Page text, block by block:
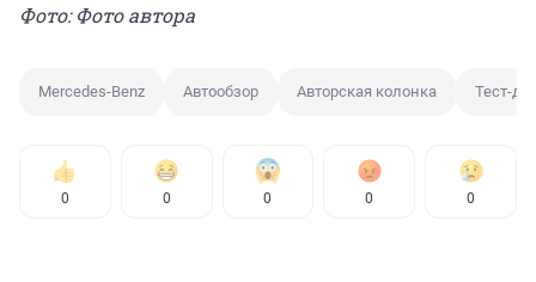
Фото: Фото автора
Mercedes-Benz Автообзор Авторская колонка Тест-
0 0 0 0 0